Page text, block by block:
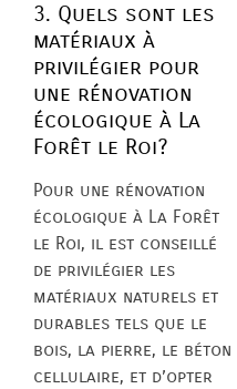
3. Quels sont les
matériaux à
privilégier pour
une rénovation
écologique à La
Forêt le Roi?
Pour une rénovation
écologique à La Forêt
le Roi, il est conseillé
de privilégier les
matériaux naturels et
durables tels que le
bois, la pierre, le béton
cellulaire, et d’opter